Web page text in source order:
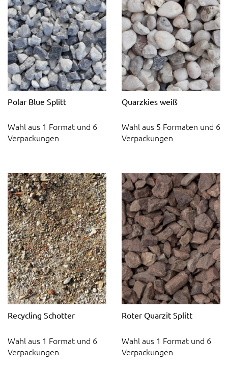
Polar Blue Splitt
Wahl aus 1 Format und 6
Verpackungen
Quarzkies weiß
Wahl aus 5 Formaten und 6
Verpackungen
Recycling Schotter
Wahl aus 1 Format und 6
Verpackungen
Roter Quarzit Splitt
Wahl aus 1 Format und 6
Verpackungen